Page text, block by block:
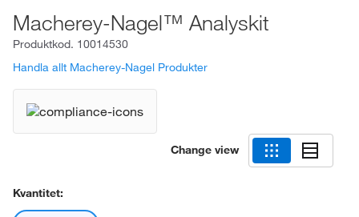
Macherey-Nagel™ Analyskit
Produktkod. 10014530
Handla allt Macherey-Nagel Produkter
Change view
Kvantitet: